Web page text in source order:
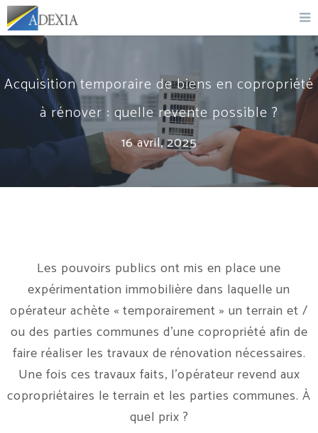
Acquisition temporaire de biens en copropriété
à rénover : quelle revente possible ?
16 avril, 2025
Les pouvoirs publics ont mis en place une
expérimentation immobilière dans laquelle un
opérateur achète « temporairement » un terrain et /
ou des parties communes d’une copropriété afin de
faire réaliser les travaux de rénovation nécessaires.
Une fois ces travaux faits, l’opérateur revend aux
copropriétaires le terrain et les parties communes. À
quel prix ?